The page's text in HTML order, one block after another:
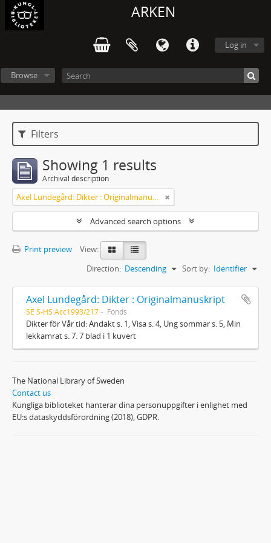
ARKEN
Log in
Browse
Filters
Showing 1 results
Archival description
Axel Lundegård: Dikter : Originalmanuskript
Advanced search options
Print preview
View:
Sort by: Identifier
Direction: Descending
Axel Lundegård: Dikter : Originalmanuskript
SE S-HS Acc1993/217 Fonds
Dikter för Vår tid: Andakt s. 1, Visa s. 4, Ung sommar s. 5, Min
lekkamrat s. 7. 7 blad i 1 kuvert
The National Library of Sweden
Contact us
Kungliga biblioteket hanterar dina personuppgifter i enlighet med
EU:s dataskyddsförordning (2018), GDPR.